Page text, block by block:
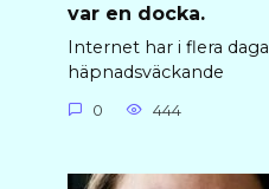
var en docka.
Internet har i flera
häpnadsväckande
0 444